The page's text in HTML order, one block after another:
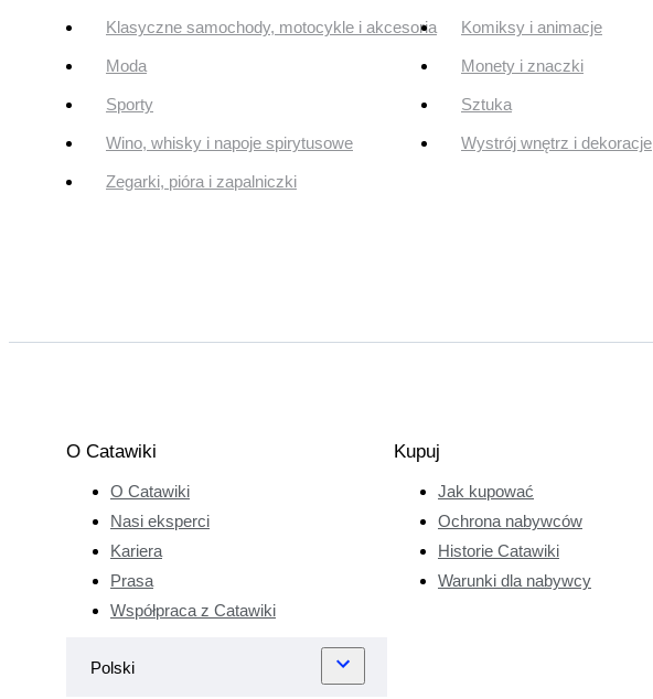
Klasyczne samochody, motocykle i akcesoria Komiksy i animacje
Moda Monety i znaczki
Sporty Sztuka
Wino, whisky i napoje spirytusowe Wystrój wnętrz i dekoracje
Zegarki, pióra i zapalniczki
O Catawiki
O Catawiki
Nasi eksperci
Kariera
Prasa
Współpraca z Catawiki
Kupuj
Jak kupować
Ochrona nabywców
Historie Catawiki
Warunki dla nabywcy